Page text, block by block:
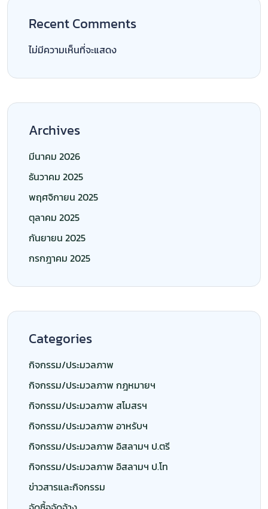
Recent Comments
ไม่มีความเห็นที่จะแสดง
Archives
มีนาคม 2026
ธันวาคม 2025
พฤศจิกายน 2025
ตุลาคม 2025
กันยายน 2025
กรกฎาคม 2025
Categories
กิจกรรม/ประมวลภาพ
กิจกรรม/ประมวลภาพ กฎหมายฯ
กิจกรรม/ประมวลภาพ สโมสรฯ
กิจกรรม/ประมวลภาพ อาหรับฯ
กิจกรรม/ประมวลภาพ อิสลามฯ ป.ตรี
กิจกรรม/ประมวลภาพ อิสลามฯ ป.โท
ข่าวสารและกิจกรรม